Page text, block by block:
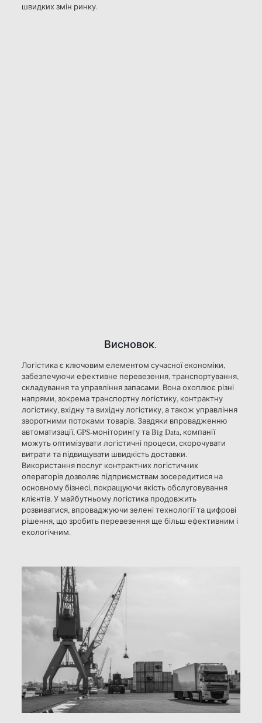
швидких змін ринку.
Висновок.
Логістика є ключовим елементом сучасної економіки,
забезпечуючи ефективне перевезення, транспортування,
складування та управління запасами. Вона охоплює різні
напрями, зокрема транспортну логістику, контрактну
логістику, вхідну та вихідну логістику, а також управління
зворотними потоками товарів. Завдяки впровадженню
автоматизації, GPS-моніторингу та Big Data, компанії
можуть оптимізувати логістичні процеси, скорочувати
витрати та підвищувати швидкість доставки.
Використання послуг контрактних логістичних
операторів дозволяє підприємствам зосередитися на
основному бізнесі, покращуючи якість обслуговування
клієнтів. У майбутньому логістика продовжить
розвиватися, впроваджуючи зелені технології та цифрові
рішення, що зробить перевезення ще більш ефективним і
екологічним.